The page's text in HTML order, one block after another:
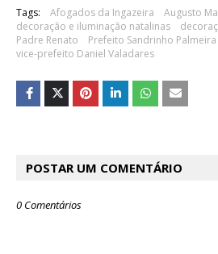
Tags: Afogados da Ingazeira
Augusto
decoração e iluminação natalinas
Padre Renato
Prefeito Sandrinho Palmeira
vice-prefeito Daniel Valadares
POSTAR UM COMENTÁRIO
0 Comentários